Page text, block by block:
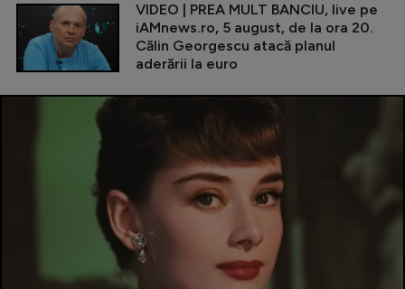
VIDEO | PREA MULT BANCIU, live pe
iAMnews.ro, 5 august, de la ora 20.
Călin Georgescu atacă planul
aderării la euro